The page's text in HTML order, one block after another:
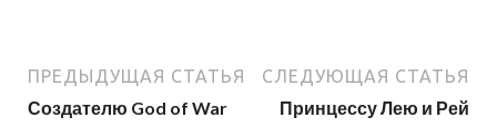
ПРЕДЫДУЩАЯ СТАТЬЯ
Создателю God of War
СЛЕДУЮЩАЯ СТАТЬЯ
Принцессу Лею и Рей